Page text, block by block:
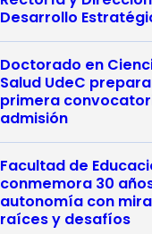
Desarrollo
Doctorado en
Salud UdeC
primera
admisión
Facultad de
conmemora 30
autonomía con
raíces y desafíos